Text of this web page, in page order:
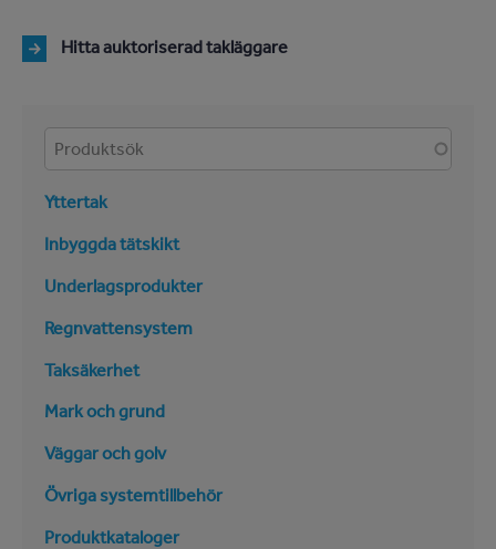
Produkter
Yttertak
Inbyggda tätskikt
Underlagsprodukter
Regnvattensystem
Taksäkerhet
Mark och grund
Väggar och golv
Övriga systemtillbehör
Produktkataloger
Hitta auktoriserad takläggare